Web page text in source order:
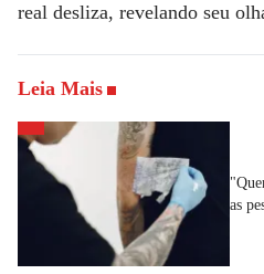
real desliza, revelando seu
Leia Mais
as